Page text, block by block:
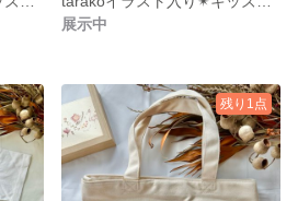
展示中
残り1点